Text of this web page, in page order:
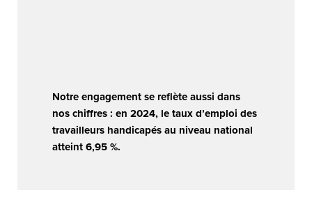
Notre engagement se reflète aussi dans
nos chiffres : en 2024, le taux d’emploi des
travailleurs handicapés au niveau national
atteint 6,95 %.